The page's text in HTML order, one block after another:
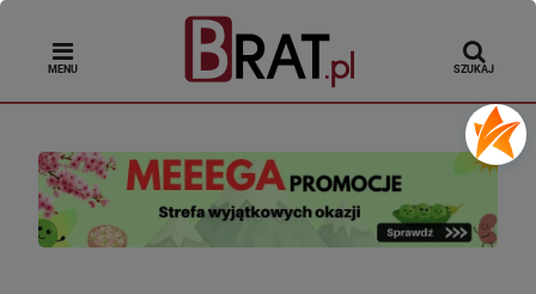
MENU SZUKAJ